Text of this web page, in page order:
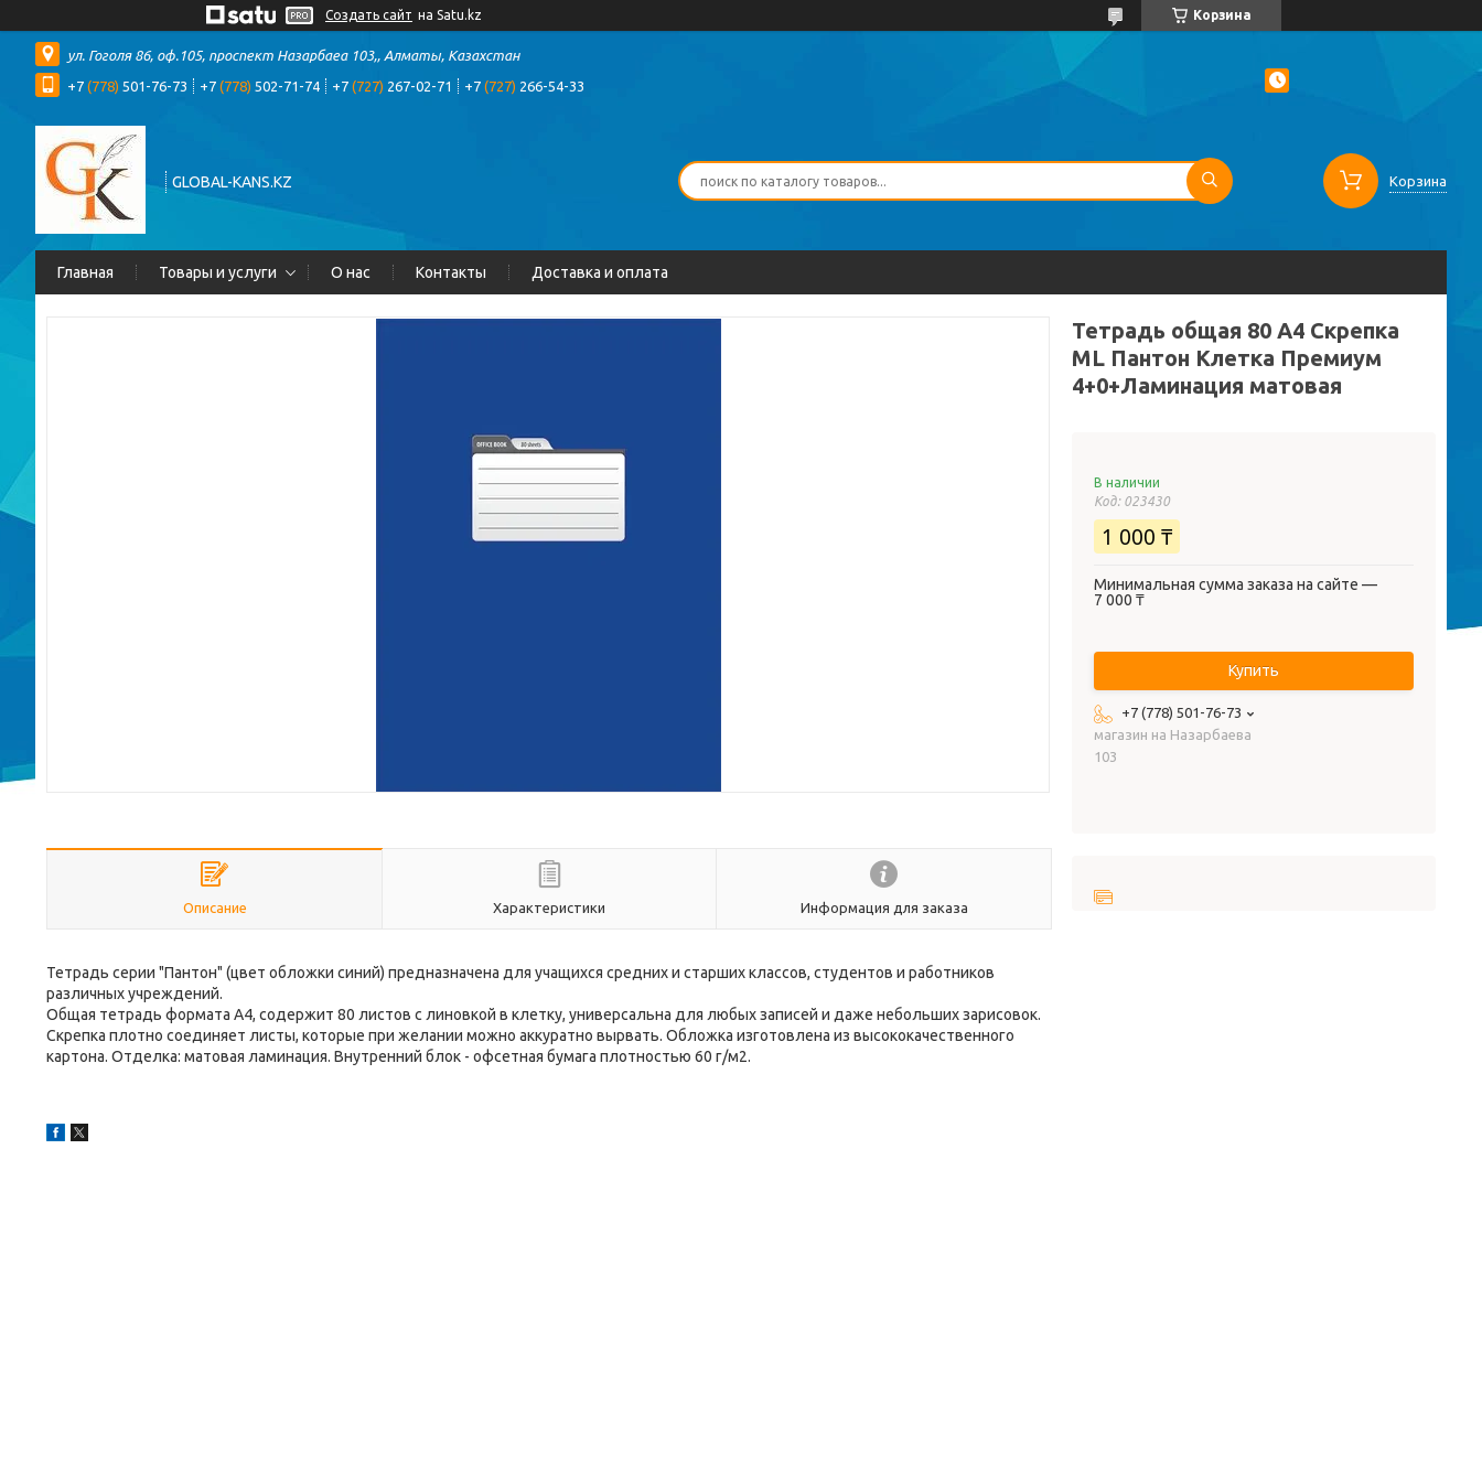
Создать сайт на Satu.kz Корзина
ул. Гоголя 86, оф.105, проспект Назарбаеа 103,, Алматы, Казахстан
+7 (778) 501-76-73 +7 (778) 502-71-74 +7 (727) 267-02-71 +7 (727) 266-54-33
GLOBAL-KANS.KZ Корзина
Главная Товары и услуги О нас Контакты Доставка и оплата
Описание Характеристики Информация для заказа
Тетрадь серии "Пантон" (цвет обложки синий) предназначена для учащихся средних и старших классов, студентов и работников
различных учреждений.
Общая тетрадь формата А4, содержит 80 листов с линовкой в клетку, универсальна для любых записей и даже небольших зарисовок.
Скрепка плотно соединяет листы, которые при желании можно аккуратно вырвать. Обложка изготовлена из высококачественного
картона. Отделка: матовая ламинация. Внутренний блок - офсетная бумага плотностью 60 г/м2.
Тетрадь общая 80 А4 Скрепка
ML Пантон Клетка Премиум
4+0+Ламинация матовая
В наличии
Код: 023430
1 000 ₸
Минимальная сумма заказа на сайте —
7 000 ₸
Купить
+7 (778) 501-76-73
магазин на Назарбаева
103